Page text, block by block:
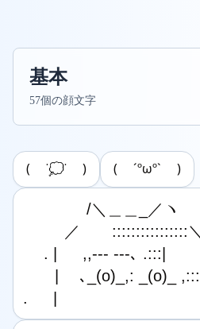
基本
57個の顔文字
( ˙💭˙ ) ( ´ºωº` )
/＼＿＿_／ヽ
／　　::::::::::::::::＼
. | 　 ,,-‐‐ ‐‐-､ .:::|
|　 ､_(o)_,: _(o)_ ,:::|
. 　 |